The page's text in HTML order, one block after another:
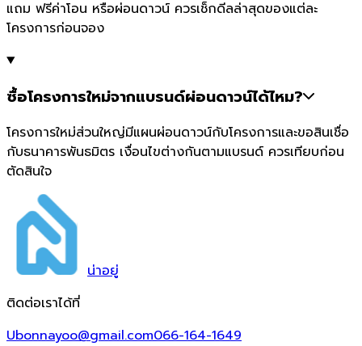
แถม ฟรีค่าโอน หรือผ่อนดาวน์ ควรเช็กดีลล่าสุดของแต่ละ
โครงการก่อนจอง
ซื้อโครงการใหม่จากแบรนด์ผ่อนดาวน์ได้ไหม?
โครงการใหม่ส่วนใหญ่มีแผนผ่อนดาวน์กับโครงการและขอสินเชื่อ
กับธนาคารพันธมิตร เงื่อนไขต่างกันตามแบรนด์ ควรเทียบก่อน
ตัดสินใจ
น่าอยู่
ติดต่อเราได้ที่
Ubonnayoo@gmail.com066-164-1649